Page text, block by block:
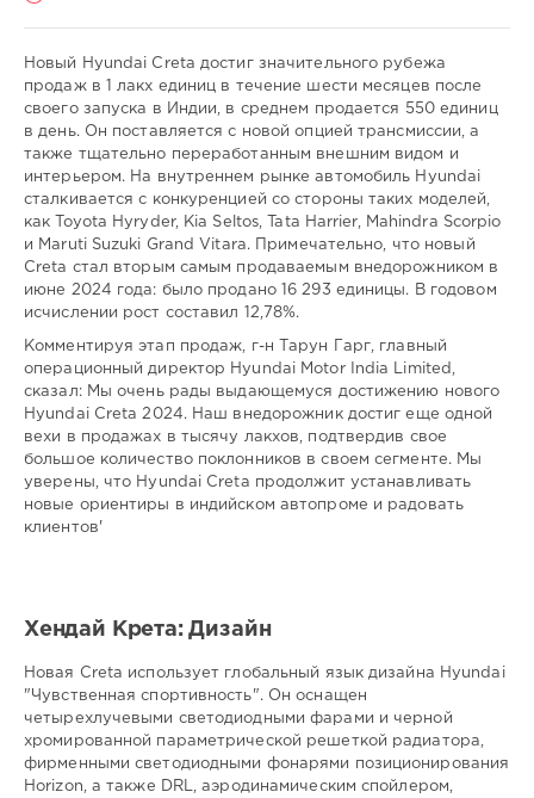
gugolo
225
0
Новый Hyundai Creta достиг значительного рубежа
продаж в 1 лакх единиц в течение шести месяцев после
своего запуска в Индии, в среднем продается 550 единиц
в день. Он поставляется с новой опцией трансмиссии, а
также тщательно переработанным внешним видом и
интерьером. На внутреннем рынке автомобиль Hyundai
сталкивается с конкуренцией со стороны таких моделей,
как Toyota Hyryder, Kia Seltos, Tata Harrier, Mahindra Scorpio
и Maruti Suzuki Grand Vitara. Примечательно, что новый
Creta стал вторым самым продаваемым внедорожником в
июне 2024 года: было продано 16 293 единицы. В годовом
исчислении рост составил 12,78%.
Комментируя этап продаж, г-н Тарун Гарг, главный
операционный директор Hyundai Motor India Limited,
сказал: Мы очень рады выдающемуся достижению нового
Hyundai Creta 2024. Наш внедорожник достиг еще одной
вехи в продажах в тысячу лакхов, подтвердив свое
большое количество поклонников в своем сегменте. Мы
уверены, что Hyundai Creta продолжит устанавливать
новые ориентиры в индийском автопроме и радовать
клиентов'
Хендай Крета: Дизайн
Новая Creta использует глобальный язык дизайна Hyundai
"Чувственная спортивность". Он оснащен
четырехлучевыми светодиодными фарами и черной
хромированной параметрической решеткой радиатора,
фирменными светодиодными фонарями позиционирования
Horizon, а также DRL, аэродинамическим спойлером,